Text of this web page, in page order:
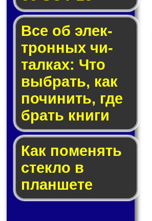
Все об элек­
трон­ных чи­
тал­ках: Что
выб­рать, как
по­чи­нить, где
брать кни­ги
Как по­ме­нять
стек­ло в
планшете